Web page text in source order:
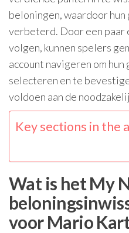
beloningen, waardoor
verbeterd. Door een paar
volgen, kunnen spelers
account navigeren om
selecteren en te
voldoen aan de
Key sections in the
Wat is het My
voor Mario